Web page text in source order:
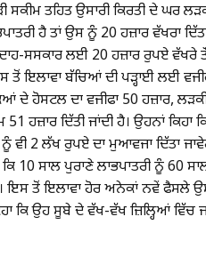
ਤਹਿਤ ਉਸਾਰੀ ਕਿਰਤੀ ਦੇ ਘਰ
ਹੈ ਤਾਂ ਉਸ ਨੂੰ 20 ਹਜ਼ਾਰ ਵੱਖਰਾ
ਸਸਕਾਰ ਲਈ 20 ਹਜ਼ਾਰ ਰੁਪਏ ਵੱਖਰੇ
ਤੋਂ ਇਲਾਵਾ ਬੱਚਿਆਂ ਦੀ ਪੜ੍ਹਾਈ ਲਈ
ਹੋਸਟਲ ਦਾ ਵਜੀਫਾ 50 ਹਜ਼ਾਰ,
ਹਜ਼ਾਰ ਦਿੱਤੀ ਜਾਂਦੀ ਹੈ। ਉਹਨਾਂ ਕਿਹਾ
ਵੀ 2 ਲੱਖ ਰੁਪਏ ਦਾ ਮੁਆਵਜਾ ਦਿੱਤਾ
ਸਾਲ ਪੁਰਾਣੇ ਲਾਭਪਾਤਰੀ ਨੂੰ 60
ਇਸ ਤੋਂ ਇਲਾਵਾ ਹੋਰ ਅਨੇਕਾਂ ਨਵੇਂ ਫੈਸਲੇ
ਕਿ ਉਹ ਸੂਬੇ ਦੇ ਵੱਖ-ਵੱਖ ਜ਼ਿਲ੍ਹਿਆਂ ਵਿੱਚ